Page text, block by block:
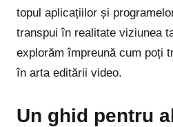
topul aplicațiilor și
transpui în realitate viziunea
explorăm împreună cum poți
în arta editării video.
Un ghid pentru